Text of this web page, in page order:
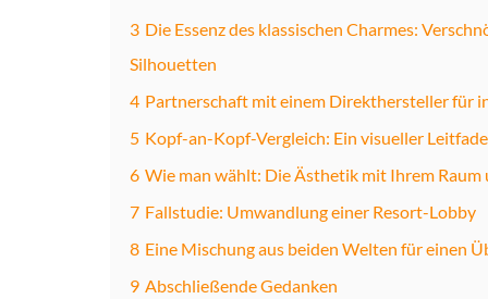
3 Die Essenz des klassischen Charmes:
Silhouetten
4 Partnerschaft mit einem Direkthersteller für
5 Kopf-an-Kopf-Vergleich: Ein visueller
6 Wie man wählt: Die Ästhetik mit Ihrem
7 Fallstudie: Umwandlung einer Resort-Lobby
8 Eine Mischung aus beiden Welten für einen
9 Abschließende Gedanken